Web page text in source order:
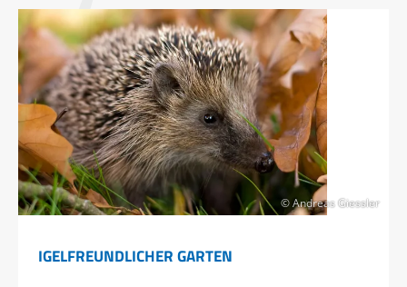
© Andreas Giessler
IGELFREUNDLICHER GARTEN